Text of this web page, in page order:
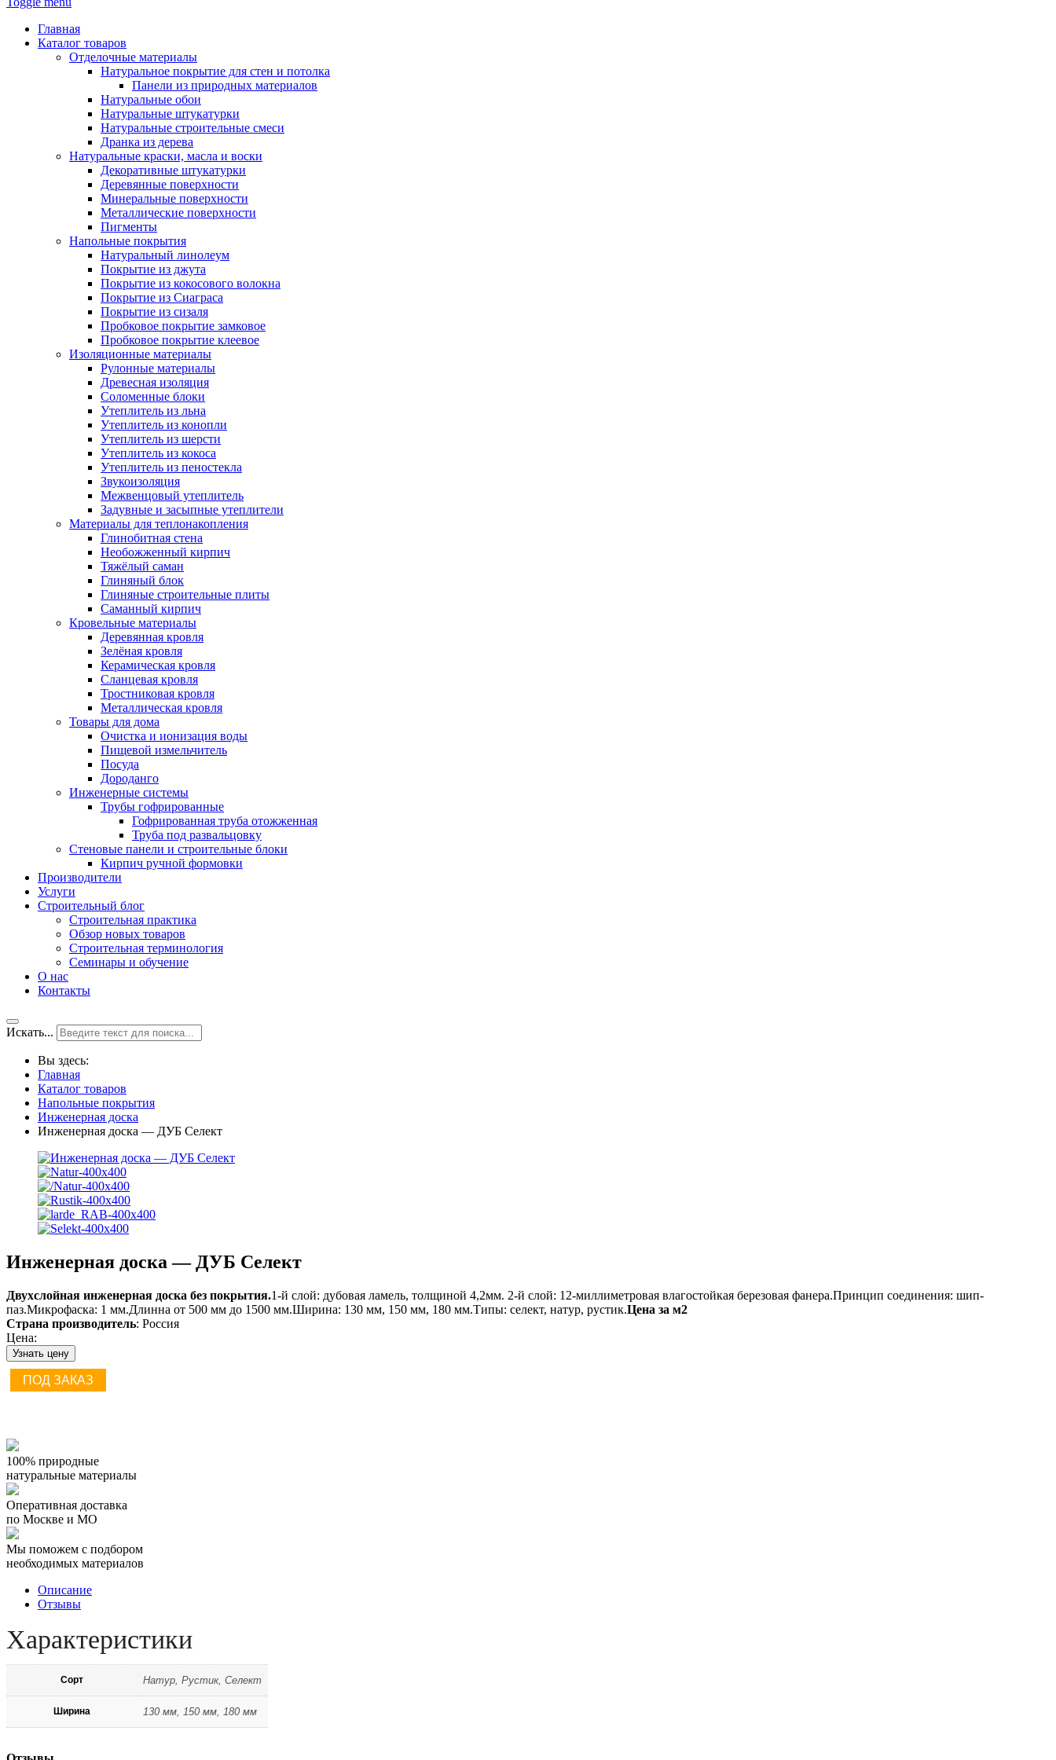
Главная
Каталог товаров
Отделочные материалы
Натуральное покрытие для стен и потолка
Панели из природных материалов
Натуральные обои
Натуральные штукатурки
Натуральные строительные смеси
Дранка из дерева
Натуральные краски, масла и воски
Декоративные штукатурки
Деревянные поверхности
Минеральные поверхности
Металлические поверхности
Пигменты
Напольные покрытия
Натуральный линолеум
Покрытие из джута
Покрытие из кокосового волокна
Покрытие из Сиаграса
Покрытие из сизаля
Пробковое покрытие замковое
Пробковое покрытие клеевое
Изоляционные материалы
Рулонные материалы
Древесная изоляция
Соломенные блоки
Утеплитель из льна
Утеплитель из конопли
Утеплитель из шерсти
Утеплитель из кокоса
Утеплитель из пеностекла
Звукоизоляция
Межвенцовый утеплитель
Задувные и засыпные утеплители
Материалы для теплонакопления
Глинобитная стена
Необожженный кирпич
Тяжёлый саман
Глиняный блок
Глиняные строительные плиты
Саманный кирпич
Кровельные материалы
Деревянная кровля
Зелёная кровля
Керамическая кровля
Сланцевая кровля
Тростниковая кровля
Металлическая кровля
Товары для дома
Очистка и ионизация воды
Пищевой измельчитель
Посуда
Дороданго
Инженерные системы
Трубы гофрированные
Гофрированная труба отожженная
Труба под развальцовку
Стеновые панели и строительные блоки
Кирпич ручной формовки
Производители
Услуги
Строительный блог
Строительная практика
Обзор новых товаров
Строительная терминология
Семинары и обучение
О нас
Контакты
Искать...
Вы здесь:
Главная
Каталог товаров
Напольные покрытия
Инженерная доска
Инженерная доска — ДУБ Селект
Инженерная доска — ДУБ Селект
Двухслойная инженерная доска без покрытия.1-й слой: дубовая ламель, толщиной 4,2мм. 2-й слой: 12-миллиметровая влагостойкая березовая фанера.Принцип соединения: шип-
паз.Микрофаска: 1 мм.Длинна от 500 мм до 1500 мм.Ширина: 130 мм, 150 мм, 180 мм.Типы: селект, натур, рустик.Цена за м2
Страна производитель: Россия
Цена:
Узнать цену
ПОД ЗАКАЗ
100% природные
натуральные материалы
Оперативная доставка
по Москве и МО
Мы поможем с подбором
необходимых материалов
Описание
Отзывы
Характеристики
Сорт Натур, Рустик, Селект
Ширина 130 мм, 150 мм, 180 мм